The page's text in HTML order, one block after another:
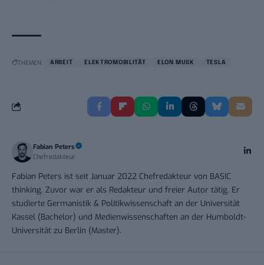
THEMEN: ARBEIT ELEKTROMOBILITÄT ELON MUSK TESLA
Fabian Peters
Chefredakteur
Fabian Peters ist seit Januar 2022 Chefredakteur von BASIC
thinking. Zuvor war er als Redakteur und freier Autor tätig. Er
studierte Germanistik & Politikwissenschaft an der Universität
Kassel (Bachelor) und Medienwissenschaften an der Humboldt-
Universität zu Berlin (Master).